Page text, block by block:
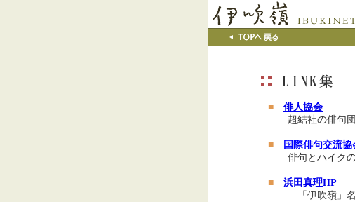
■ 俳人協会
超結社の俳句
■
国際俳句交流協
俳句とハイク
■
浜田真理HP
「伊吹嶺」名誉